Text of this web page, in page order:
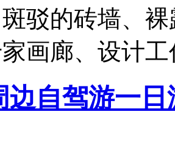
驳的砖墙、
画廊、设计工
边自驾游一